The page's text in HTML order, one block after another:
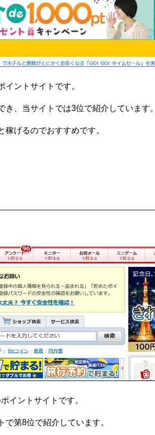
ントサイトです。
、当サイトでは3位で紹介しています。
げるのでおすすめです。
イントサイトです。
第8位で紹介しています。